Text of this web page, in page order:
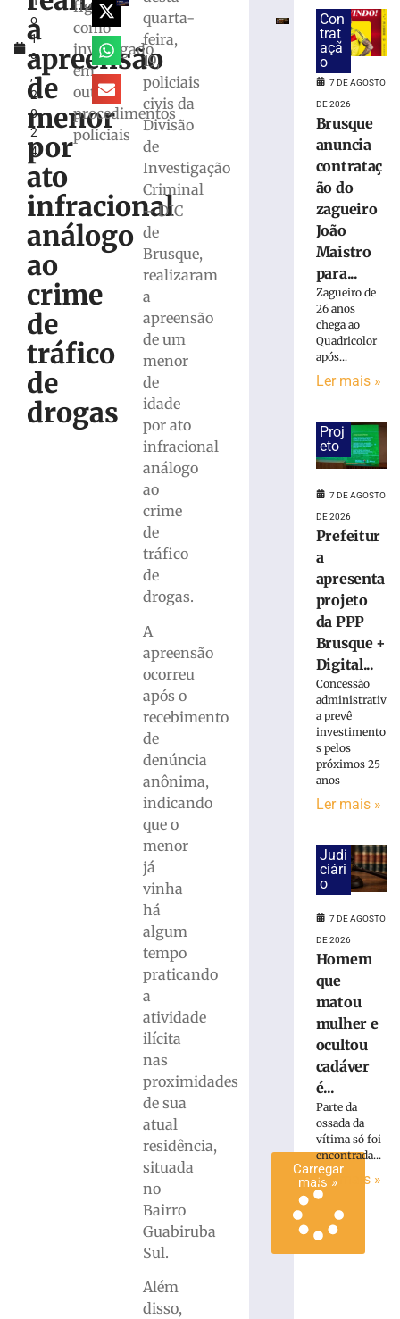
o
1
9
,
2
0
2
4
a
apreensão
de
menor
por
ato
infracional
análogo
ao
crime
de
tráfico
de
drogas
figura
como
investigado
em
outros
procedimentos
policiais
quarta-
feira,
19,
policiais
civis da
Divisão
de
Investigação
Criminal
– DIC
de
Brusque,
realizaram
a
apreensão
de um
menor
de
idade
por ato
infracional
análogo
ao
crime
de
tráfico
de
drogas.
A
apreensão
ocorreu
após o
recebimento
de
denúncia
anônima,
indicando
que o
menor
já
vinha
há
algum
tempo
praticando
a
atividade
ilícita
nas
proximidades
de sua
atual
residência,
situada
no
Bairro
Guabiruba
Sul.
Além
disso,
bombeiros
resgatam
Gaspar
pessoas
detidas
tráfico
Brusque
Homem
matou
mulher
ocultou
cadáver
condenado
prisão
Carregar
mais »
Con
trat
açã
o
7 DE AGOSTO
DE 2026
Brusque
anuncia
contrataç
ão do
zagueiro
João
Maistro
para...
Zagueiro de
26 anos
chega ao
Quadricolor
após...
Ler mais »
Proj
eto
7 DE AGOSTO
DE 2026
Prefeitur
a
apresenta
projeto
da PPP
Brusque +
Digital...
Concessão
administrativ
a prevê
investimento
s pelos
próximos 25
anos
Ler mais »
Judi
ciári
o
7 DE AGOSTO
DE 2026
Homem
que
matou
mulher e
ocultou
cadáver
é...
Parte da
ossada da
vítima só foi
encontrada...
Ler mais »